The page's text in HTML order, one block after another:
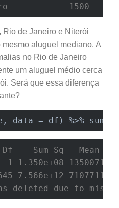
1500
Rio de Janeiro e Niterói
aluguel mediano. A
no Rio de Janeiro
um aluguel médio cerca
Será que essa diferença
data = df) %>%
Sum Sq   Mean Sq
7.566e+12
deleted due to